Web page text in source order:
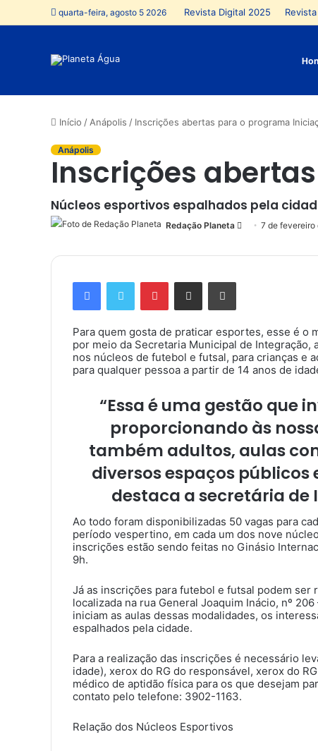
quarta-feira, agosto 5 2026 Revista Digital 2025
Início / Anápolis / Inscrições abertas para o programa
Anápolis
Inscrições
Núcleos esportivos espalhados pela
Redação Planeta
Mande
e-
7 de fevereiro
Para quem gosta de praticar esportes, esse é o
por meio da Secretaria Municipal de
nos núcleos de futebol e futsal, para crianças e
para qualquer pessoa a partir de 14 anos de
“Essa é uma gestão que
proporcionando às
também adultos, aulas
diversos espaços
destaca a secretária de
Ao todo foram disponibilizadas 50 vagas para
período vespertino, em cada um dos nove
inscrições estão sendo feitas no Ginásio
9h.
Já as inscrições para futebol e futsal podem
localizada na rua General Joaquim Inácio, nº
iniciam as aulas dessas modalidades, os
espalhados pela cidade.
Para a realização das inscrições é necessário
idade), xerox do RG do responsável, xerox do
médico de aptidão física para os que desejam
contato pelo telefone: 3902-1163.
Relação dos Núcleos Esportivos